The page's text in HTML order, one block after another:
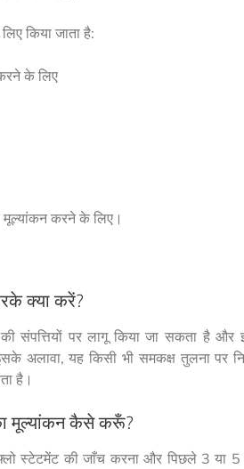
किया जाता है:
के लिए
मूल्यांकन करने के लिए।
क्या करें?
संपत्तियों पर लागू किया जा सकता है और
अलावा, यह किसी भी समकक्ष तुलना पर
है।
मूल्यांकन कैसे करूँ?
स्टेटमेंट की जाँच करना और पिछले 3 या 5